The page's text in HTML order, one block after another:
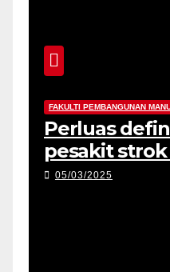
FAKULTI PEMBANGUNAN
Perluas
pesakit
05/03/2025